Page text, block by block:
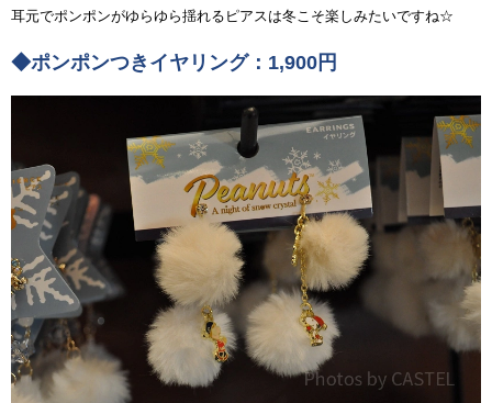
耳元でポンポンがゆらゆら揺れるピアスは冬こそ楽しみたいですね☆
◆ポンポンつきイヤリング：1,900円